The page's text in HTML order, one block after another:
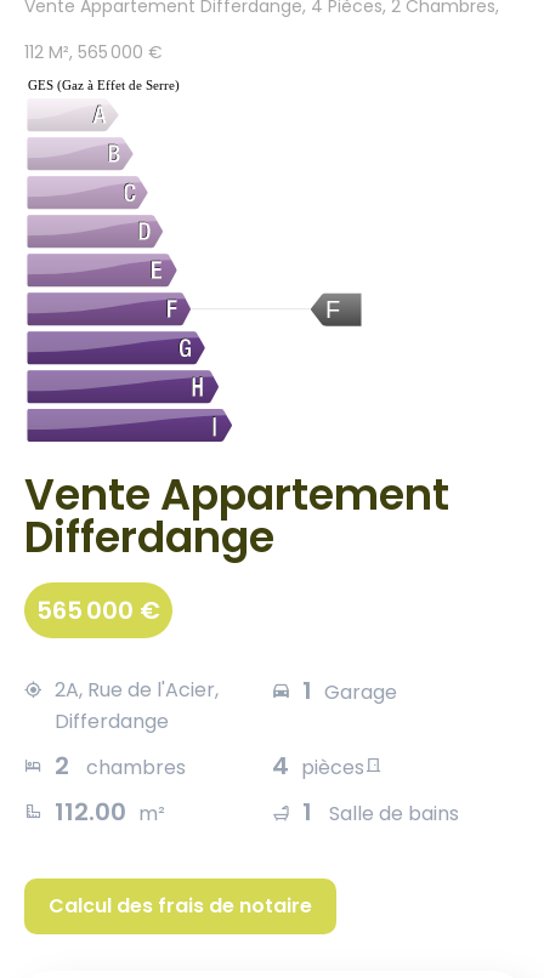
Vente Appartement Differdange, 4 Pièces, 2 Chambres,
112 M², 565 000 €
F
GES (Gaz à Effet de Serre)
Vente Appartement
Differdange
565 000 €
2A, Rue de l'Acier,
Differdange
1 Garage
2 chambres 4 pièces
112.00 m² 1 Salle de bains
Calcul des frais de notaire